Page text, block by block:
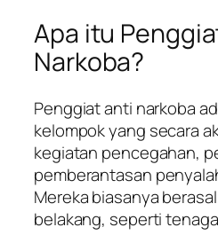
Apa itu
Narkoba?
Penggiat anti narkoba
kelompok yang secara
kegiatan pencegahan,
pemberantasan
Mereka biasanya
belakang, seperti